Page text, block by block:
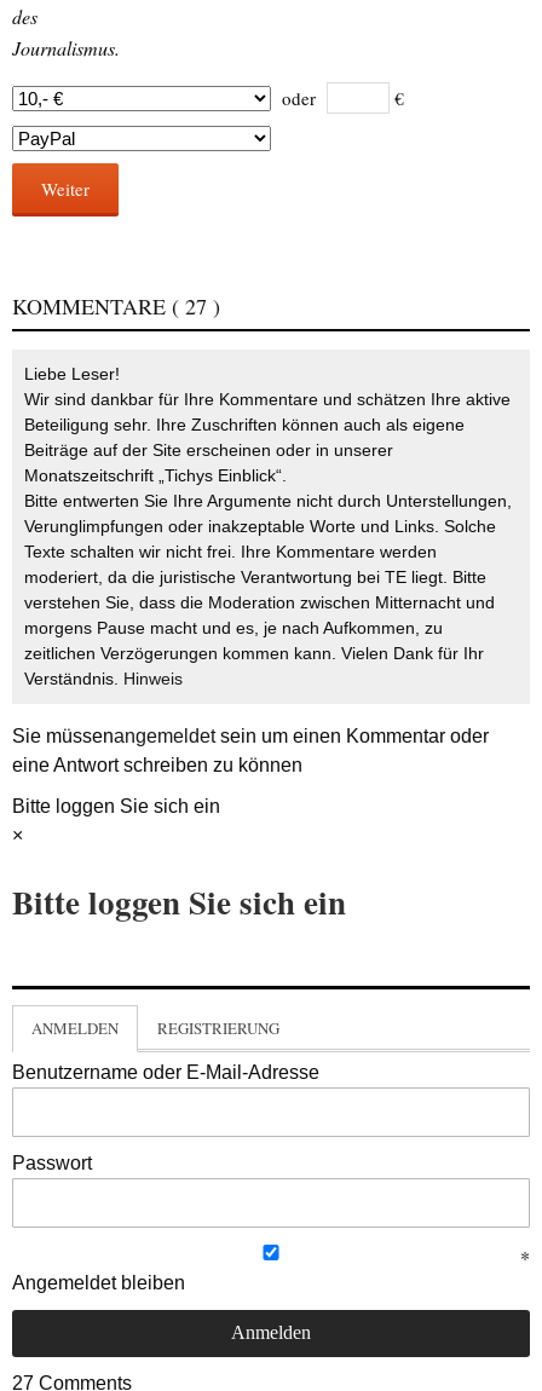
des
Journalismus.
oder €
Weiter
KOMMENTARE ( 27 )
Liebe Leser!
Wir sind dankbar für Ihre Kommentare und schätzen Ihre aktive
Beteiligung sehr. Ihre Zuschriften können auch als eigene
Beiträge auf der Site erscheinen oder in unserer
Monatszeitschrift „Tichys Einblick“.
Bitte entwerten Sie Ihre Argumente nicht durch Unterstellungen,
Verunglimpfungen oder inakzeptable Worte und Links. Solche
Texte schalten wir nicht frei. Ihre Kommentare werden
moderiert, da die juristische Verantwortung bei TE liegt. Bitte
verstehen Sie, dass die Moderation zwischen Mitternacht und
morgens Pause macht und es, je nach Aufkommen, zu
zeitlichen Verzögerungen kommen kann. Vielen Dank für Ihr
Verständnis. Hinweis
Sie müssenangemeldetsein um einen Kommentar oder
eine Antwort schreiben zu können
Bitte loggen Sie sich ein
×
Bitte loggen Sie sich ein
ANMELDEN REGISTRIERUNG
Benutzername oder E-Mail-Adresse
Passwort
Angemeldet bleiben
27 Comments